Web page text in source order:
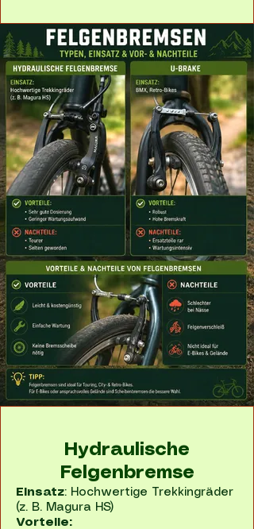
Hydraulische
Felgenbremse
Einsatz: Hochwertige Trekkingräder
(z. B. Magura HS)
Vorteile: